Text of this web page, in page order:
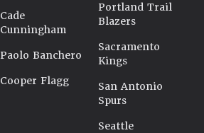
Cade
Cunningham
Paolo Banchero
Cooper Flagg
Portland Trail
Blazers
Sacramento
Kings
San Antonio
Spurs
Seattle